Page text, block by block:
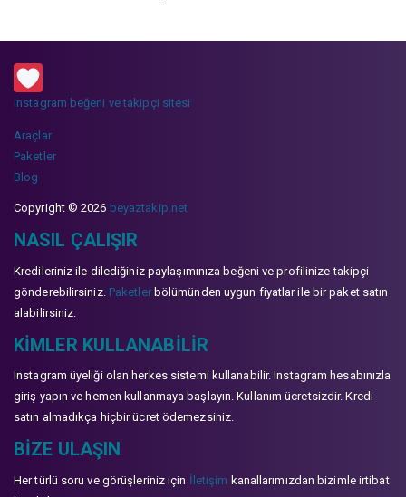
instagram beğeni ve takipçi sitesi
Araçlar
Paketler
Blog
Copyright © 2026 beyaztakip.net
NASIL ÇALIŞIR
Kredileriniz ile dilediğiniz paylaşımınıza beğeni ve profilinize takipçi
gönderebilirsiniz. Paketlerbölümünden uygun fiyatlar ile bir paket satın
alabilirsiniz.
KIMLER KULLANABILIR
Instagram üyeliği olan herkes sistemi kullanabilir. Instagram hesabınızla
giriş yapın ve hemen kullanmaya başlayın. Kullanım ücretsizdir. Kredi
satın almadıkça hiçbir ücret ödemezsiniz.
BIZE ULAŞIN
Her türlü soru ve görüşleriniz için İletişim kanallarımızdan bizimle irtibat